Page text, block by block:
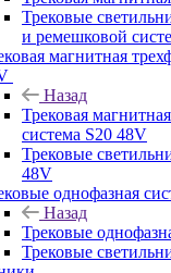
Трековые
и ремешковой
магнитная
Назад
Трековая
система S20 48V
Трековые
48V
однофазная
Назад
Трековые
Трековые